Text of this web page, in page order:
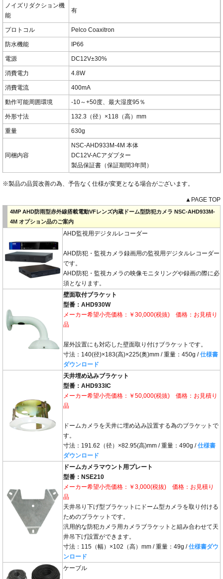
ノイズリダクション機
能
有
プロトコル Pelco Coaxitron
防水機能 IP66
電源 DC12V±30%
消費電力 4.8W
消費電流 400mA
動作可能周囲環境 -10～+50度、最大湿度95％
外形寸法 132.3（径）×118（高）mm
重量 630g
同梱内容
NSC-AHD933M-4M 本体
DC12V-ACアダプター
製品保証書（保証期間3年間）
※製品の品質改善の為、予告なく仕様が変更となる場合がございます。
▲PAGE TOP
4MP AHD防雨型赤外線搭載電動VFレンズ内蔵ドーム型防犯カメラ NSC-AHD933M-
4M オプション品のご案内
AHD監視用デジタルレコーダー
AHD防犯・監視カメラ録画用の監視用デジタルレコーダー
です。
AHD防犯・監視カメラの映像モニタリングや録画の際に必
須となります。
壁面取付ブラケット
型番：AHD930W
メーカー希望小売価格：￥30,000(税抜) 価格：お見積り
品
屋外設置にも対応した壁面取り付けブラケットです。
寸法：140(径)×183(高)×225(奥)mm / 重量：450g /仕様書
ダウンロード
天井埋め込みブラケット
型番：AHD933IC
メーカー希望小売価格：￥50,000(税抜) 価格：お見積り
品
ドームカメラを天井に埋め込み設置する為のブラケットで
す。
寸法：191.62（径）×82.95(高)mm / 重量：490g /仕様書
ダウンロード
ドームカメラマウント用プレート
型番：NSE210
メーカー希望小売価格：￥3,000(税抜) 価格：お見積り
品
天井吊り下げ型ブラケットにドーム型カメラを取り付ける
ためのブラケットです。
汎用的な防犯カメラ用カメラブラケットと組み合わせて天
井吊下げ設置ができます。
寸法：115（幅）×102（高）mm / 重量：49g /仕様書ダウ
ンロード
ケーブル